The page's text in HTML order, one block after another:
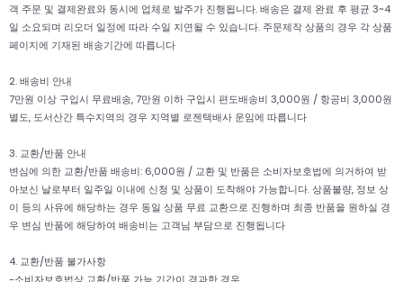
객 주문 및 결제완료와 동시에 업체로 발주가 진행됩니다. 배송은 결제 완료 후 평균 3~4
일 소요되며 리오더 일정에 따라 수일 지연될 수 있습니다. 주문제작 상품의 경우 각 상품
페이지에 기재된 배송기간에 따릅니다
2. 배송비 안내
7만원 이상 구입시 무료배송, 7만원 이하 구입시 편도배송비 3,000원 / 항공비 3,000원
별도, 도서산간 특수지역의 경우 지역별 로젠택배사 운임에 따릅니다
3. 교환/반품 안내
변심에 의한 교환/반품 배송비: 6,000원 / 교환 및 반품은 소비자보호법에 의거하여 받
아보신 날로부터 일주일 이내에 신청 및 상품이 도착해야 가능합니다. 상품불량, 정보 상
이 등의 사유에 해당하는 경우 동일 상품 무료 교환으로 진행하며 최종 반품을 원하실 경
우 변심 반품에 해당하여 배송비는 고객님 부담으로 진행됩니다
4. 교환/반품 불가사항
-소비자보호법상 교환/반품 가능 기간이 경과한 경우